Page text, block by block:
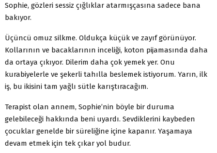
Sophie, gözleri sessiz çığlıklar atarmışçasına sadece bana
bakıyor.
Üçüncü omuz silkme. Oldukça küçük ve zayıf görünüyor.
Kollarının ve bacaklarının inceliği, koton pijamasında daha
da ortaya çıkıyor. Dilerim daha çok yemek yer. Onu
kurabiyelerle ve şekerli tahılla beslemek istiyorum. Yarın, ilk
iş, bu ikisini tam yağlı sütle karıştıracağım.
Terapist olan annem, Sophie’nin böyle bir duruma
gelebileceği hakkında beni uyardı. Sevdiklerini kaybeden
çocuklar genelde bir süreliğine içine kapanır. Yaşamaya
devam etmek için tek çıkar yol budur.